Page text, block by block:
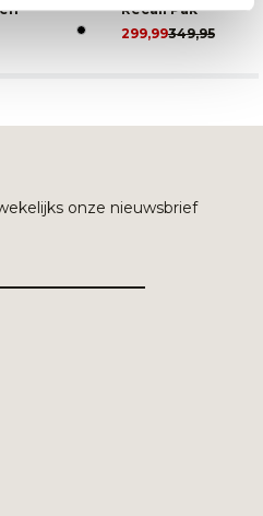
Recall Pak
349,95
299,99
onze nieuwsbrief